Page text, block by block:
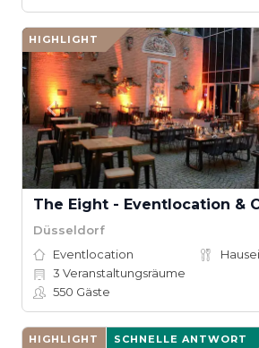
HIGHLIGHT
Düsseldorf
Eventlocation
3 Veranstaltungsräume
550 Gäste
HIGHLIGHT SCHNELLE ANTWORT